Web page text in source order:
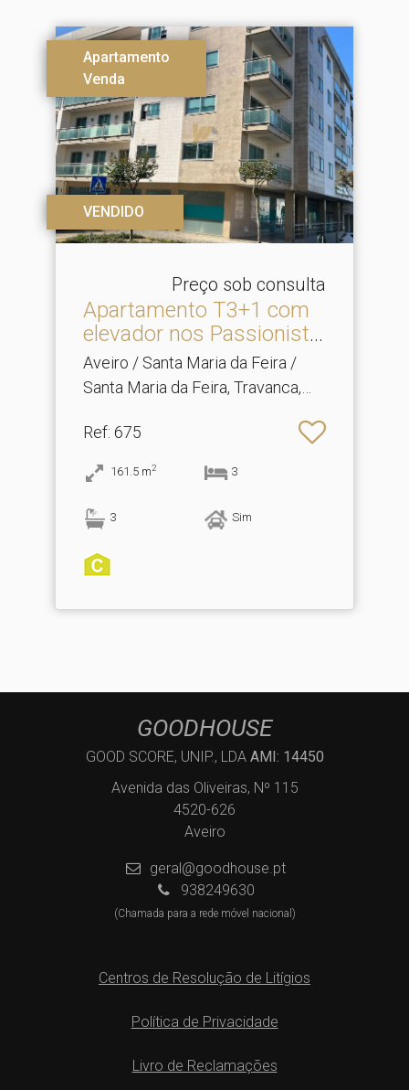
Apartamento
Venda
VENDIDO
Preço sob consulta
Apartamento T3+1 com
elevador nos Passionista.​
..
Aveiro / Santa Maria da Feira /
Santa Maria da Feira, Travanca,
Ref: 675
161.5 m2 3
3 Sim
GOODHOUSE
GOOD SCORE, UNIP., LDA AMI: 14450
Avenida das Oliveiras, Nº 115
4520-626
Aveiro
geral@goodhouse.pt
938249630
(Chamada para a rede móvel nacional)
Centros de Resolução de Litígios
Política de Privacidade
Livro de Reclamações